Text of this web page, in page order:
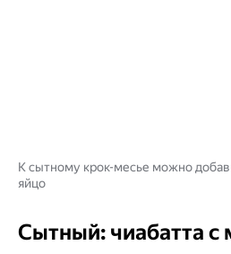
К сытному крок-месье можно
яйцо
Сытный: чиабатта с